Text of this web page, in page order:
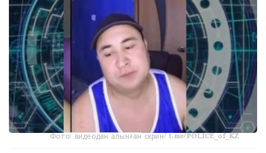
Фото: видеодан алынған скрин/ t.me/POLICE_of_KZ